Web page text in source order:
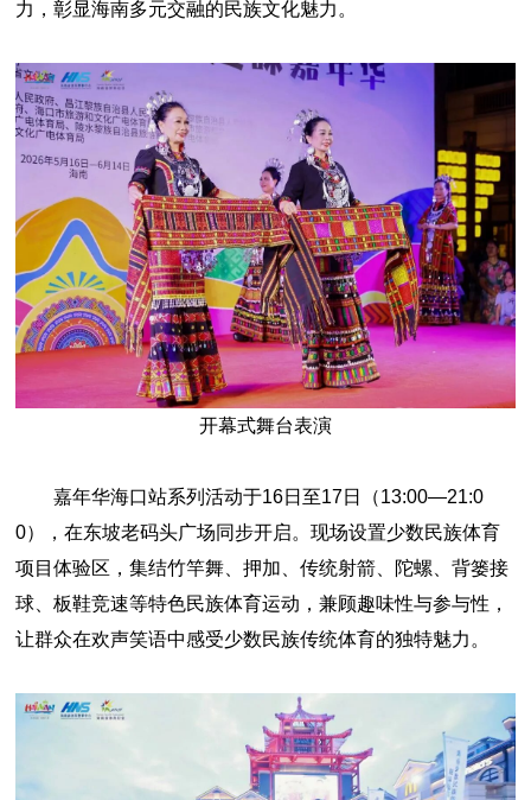
力，彰显海南多元交融的民族文化魅力。
开幕式舞台表演
嘉年华海口站系列活动于16日至17日（13:00—21:0
0），在东坡老码头广场同步开启。现场设置少数民族体育
项目体验区，集结竹竿舞、押加、传统射箭、陀螺、背篓接
球、板鞋竞速等特色民族体育运动，兼顾趣味性与参与性，
让群众在欢声笑语中感受少数民族传统体育的独特魅力。